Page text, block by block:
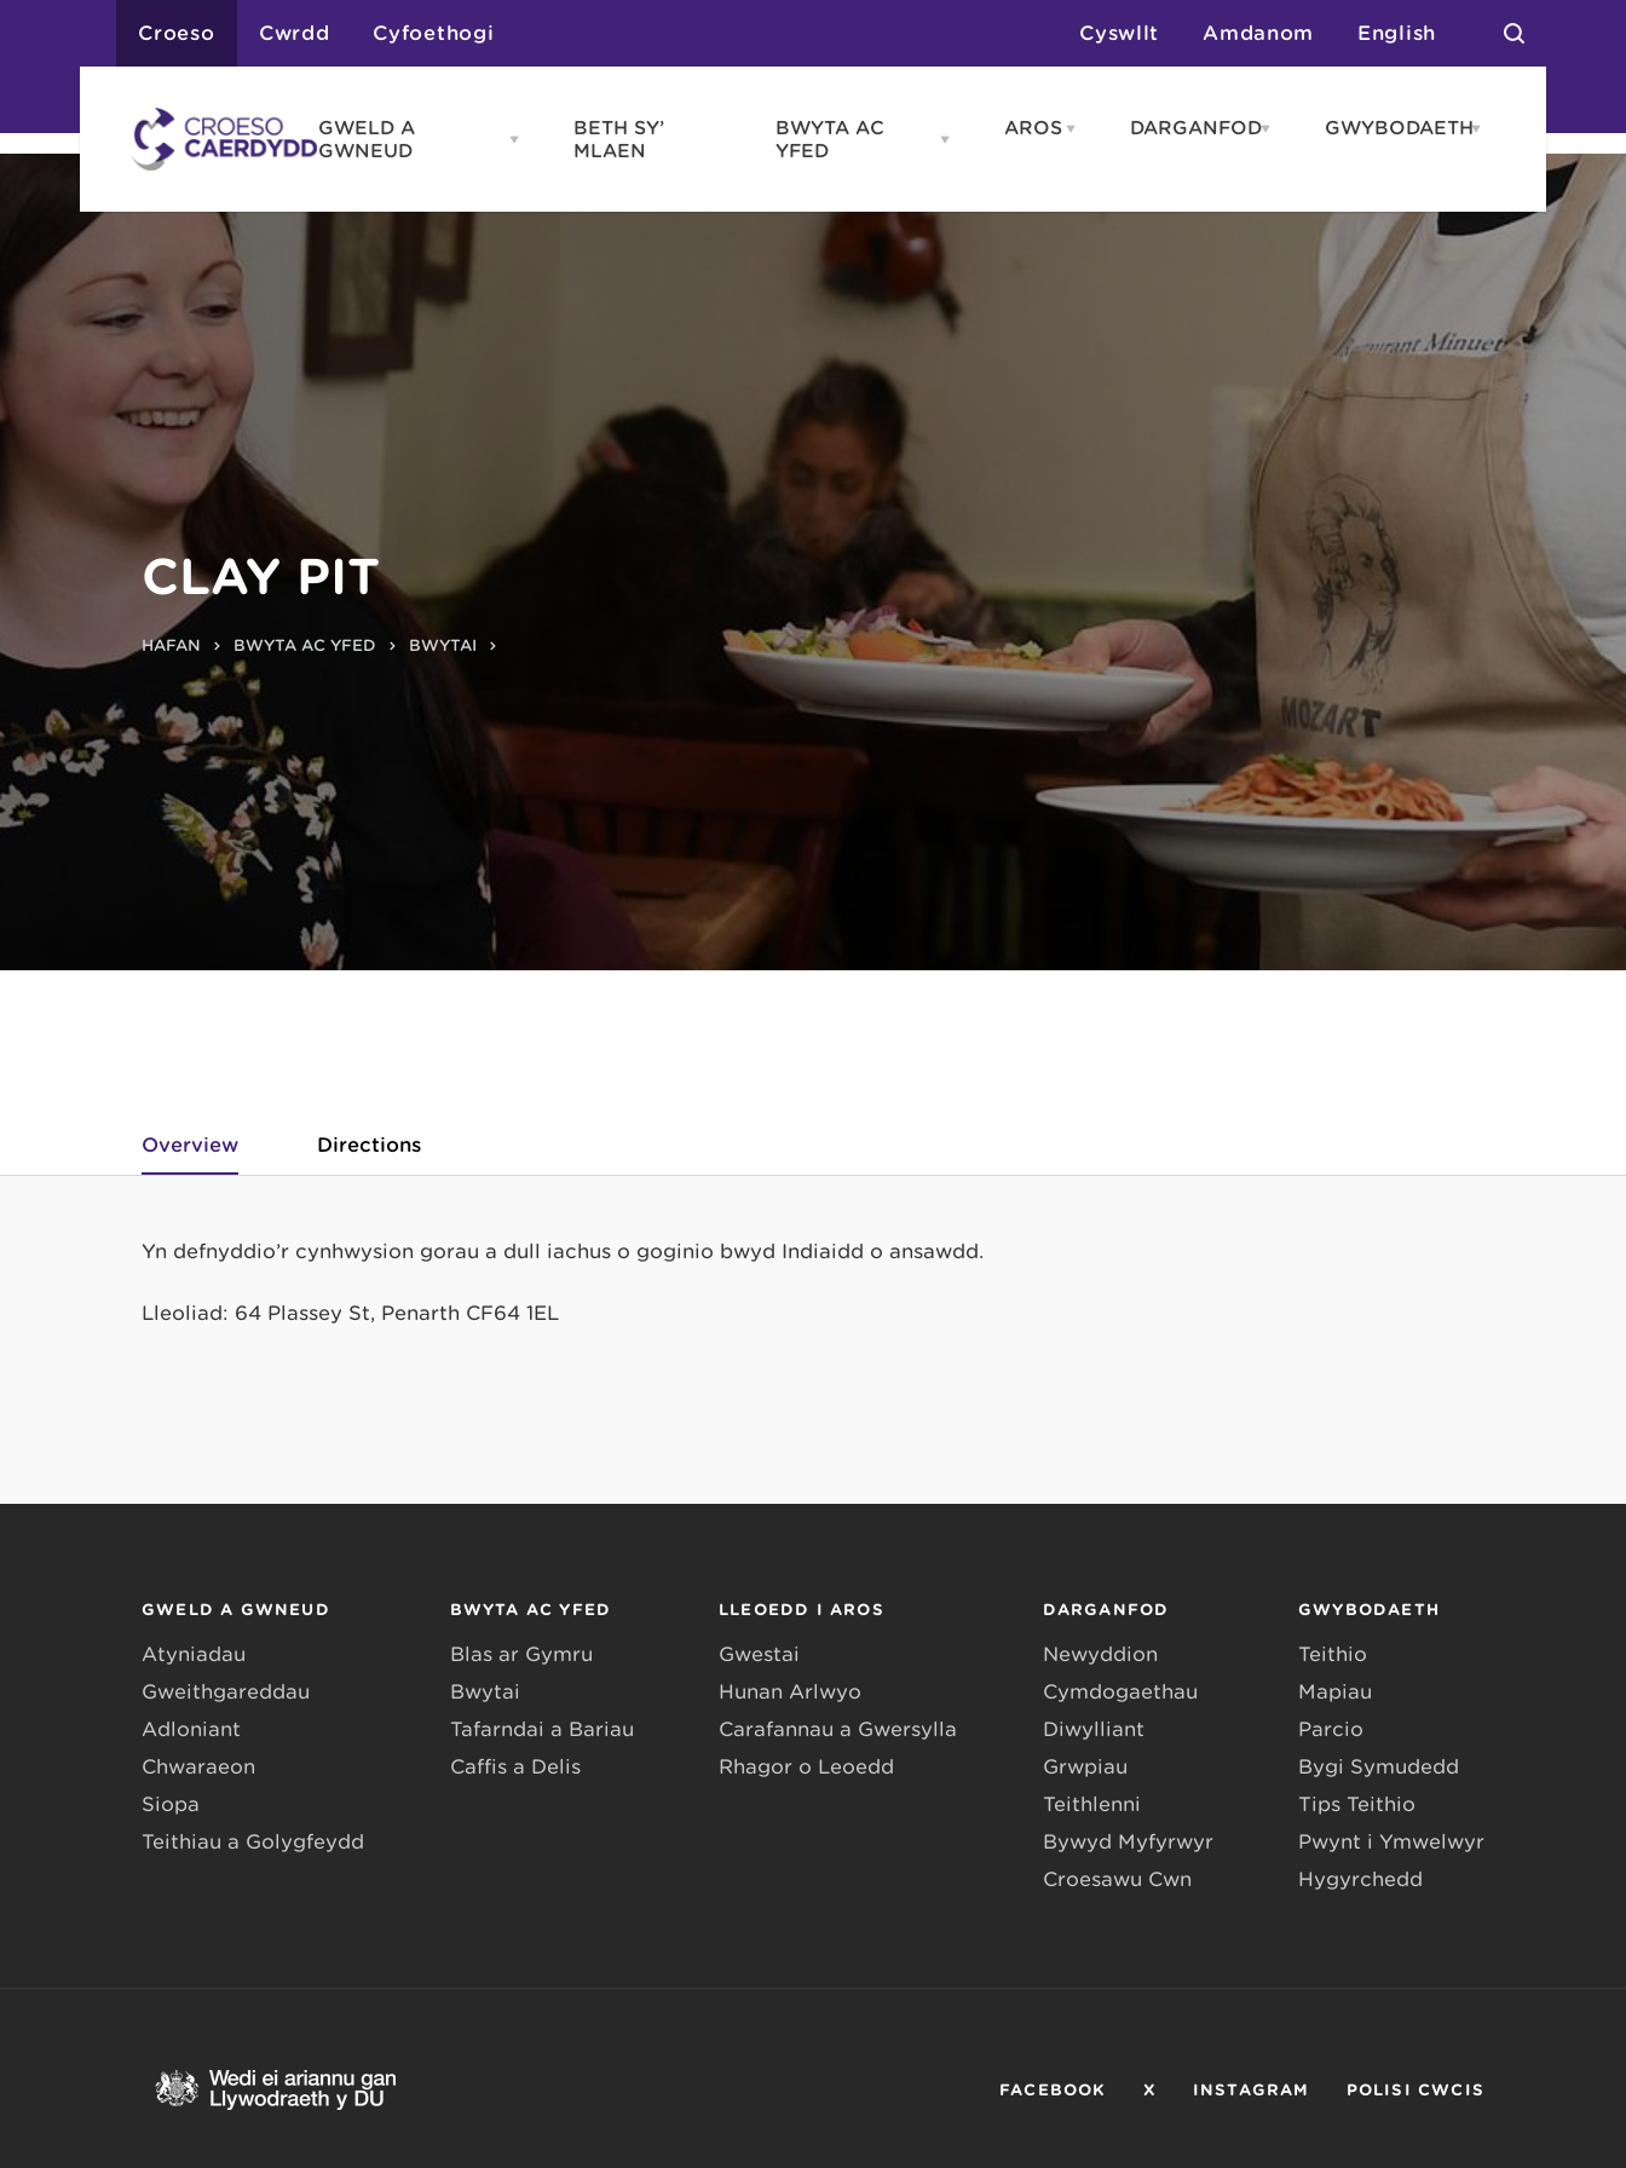
Croeso Cwrdd Cyfoethogi Cyswllt Amdanom English
GWELD A
GWNEUD
Open
GWNEUD
Chwaraeon
Teithiau a Golygfeydd
BETH SY’
MLAEN
BWYTA AC
YFED
Open
YFED
Blas ar Gymru
Caffis a Delis
AROS Open
DARGANFODOpen
GWYBODAETHOpen
CLAY PIT
HAFAN BWYTA AC YFED BWYTAI
Overview Directions
Yn defnyddio’r cynhwysion gorau a dull iachus o goginio bwyd Indiaidd o ansawdd.
Lleoliad: 64 Plassey St, Penarth CF64 1EL
GWELD A GWNEUD
Atyniadau
Gweithgareddau
Adloniant
Chwaraeon
Siopa
Teithiau a Golygfeydd
BWYTA AC YFED
Blas ar Gymru
Bwytai
Tafarndai a Bariau
Caffis a Delis
LLEOEDD I AROS
Gwestai
Hunan Arlwyo
Carafannau a Gwersylla
Rhagor o Leoedd
DARGANFOD
Newyddion
Cymdogaethau
Diwylliant
Grwpiau
Teithlenni
Bywyd Myfyrwyr
Croesawu Cŵn
GWYBODAETH
Teithio
Mapiau
Parcio
Bygi Symudedd
Tips Teithio
Pwynt i Ymwelwyr
Hygyrchedd
FACEBOOK X INSTAGRAM POLISI CWCIS